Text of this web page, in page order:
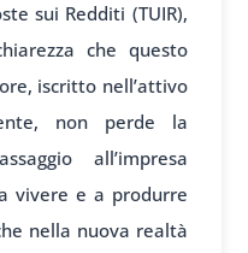
sui Redditi (TUIR),
che questo
iscritto nell’attivo
non perde la
all’impresa
vivere e a produrre
nella nuova realtà